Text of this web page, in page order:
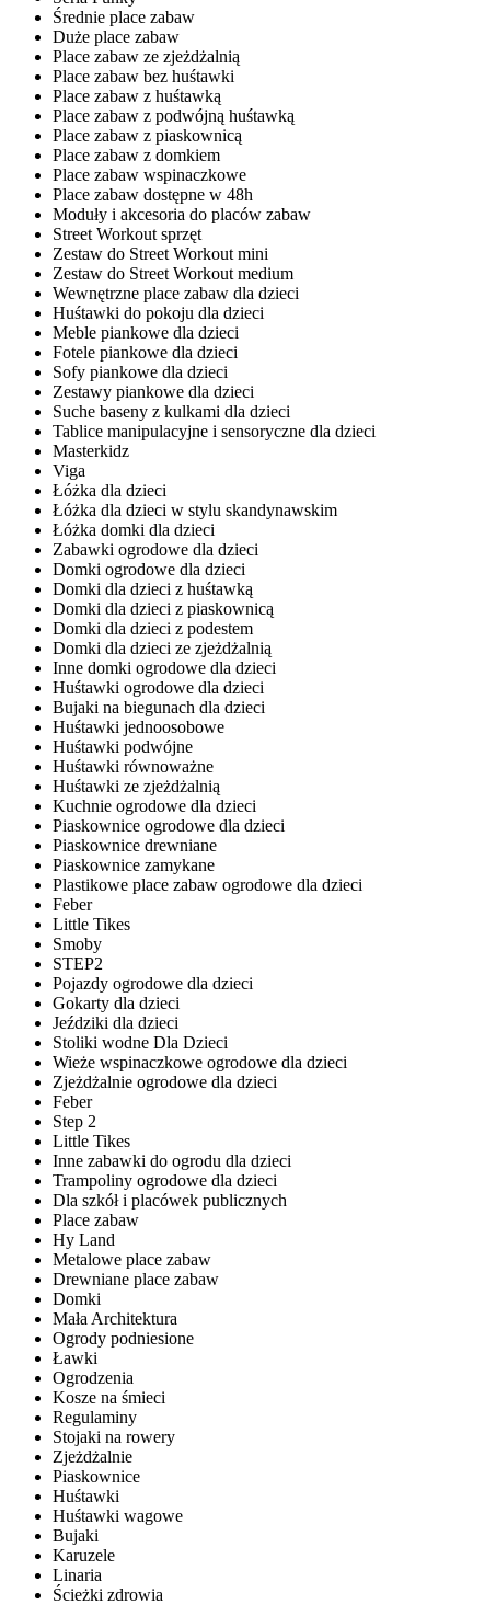
Średnie place zabaw
Duże place zabaw
Place zabaw ze zjeżdżalnią
Place zabaw bez huśtawki
Place zabaw z huśtawką
Place zabaw z podwójną huśtawką
Place zabaw z piaskownicą
Place zabaw z domkiem
Place zabaw wspinaczkowe
Place zabaw dostępne w 48h
Moduły i akcesoria do placów zabaw
Street Workout sprzęt
Zestaw do Street Workout mini
Zestaw do Street Workout medium
Wewnętrzne place zabaw dla dzieci
Huśtawki do pokoju dla dzieci
Meble piankowe dla dzieci
Fotele piankowe dla dzieci
Sofy piankowe dla dzieci
Zestawy piankowe dla dzieci
Suche baseny z kulkami dla dzieci
Tablice manipulacyjne i sensoryczne dla dzieci
Masterkidz
Viga
Łóżka dla dzieci
Łóżka dla dzieci w stylu skandynawskim
Łóżka domki dla dzieci
Zabawki ogrodowe dla dzieci
Domki ogrodowe dla dzieci
Domki dla dzieci z huśtawką
Domki dla dzieci z piaskownicą
Domki dla dzieci z podestem
Domki dla dzieci ze zjeżdżalnią
Inne domki ogrodowe dla dzieci
Huśtawki ogrodowe dla dzieci
Bujaki na biegunach dla dzieci
Huśtawki jednoosobowe
Huśtawki podwójne
Huśtawki równoważne
Huśtawki ze zjeżdżalnią
Kuchnie ogrodowe dla dzieci
Piaskownice ogrodowe dla dzieci
Piaskownice drewniane
Piaskownice zamykane
Plastikowe place zabaw ogrodowe dla dzieci
Feber
Little Tikes
Smoby
STEP2
Pojazdy ogrodowe dla dzieci
Gokarty dla dzieci
Jeździki dla dzieci
Stoliki wodne Dla Dzieci
Wieże wspinaczkowe ogrodowe dla dzieci
Zjeżdżalnie ogrodowe dla dzieci
Feber
Step 2
Little Tikes
Inne zabawki do ogrodu dla dzieci
Trampoliny ogrodowe dla dzieci
Dla szkół i placówek publicznych
Place zabaw
Hy Land
Metalowe place zabaw
Drewniane place zabaw
Domki
Mała Architektura
Ogrody podniesione
Ławki
Ogrodzenia
Kosze na śmieci
Regulaminy
Stojaki na rowery
Zjeżdżalnie
Piaskownice
Huśtawki
Huśtawki wagowe
Bujaki
Karuzele
Linaria
Ścieżki zdrowia